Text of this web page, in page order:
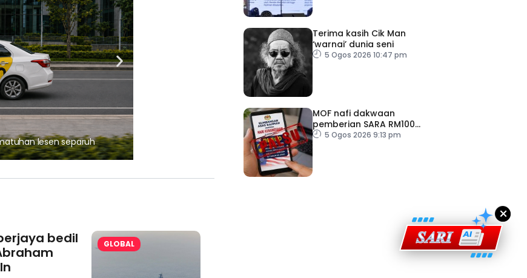
lesen separuh
Ajinomoto (Malaysia) Berhad Perkasa SCORE Marathon 2026 Melalui Kerjasama
aminoVITAL® Bersama Pempengaruh Larian Antarabangsa
bedil
GLOBAL
Terima kasih Cik Man
‘warnai’ dunia seni
5 Ogos 2026 10:47 pm
MOF nafi dakwaan
pemberian SARA RM100
sempena Hari Kebangsaan
5 Ogos 2026 9:13 pm
×